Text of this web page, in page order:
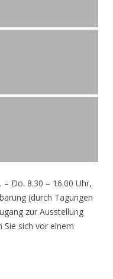
Do. 8.30 – 16.00 Uhr,
(durch Tagungen
zur Ausstellung
sich vor einem